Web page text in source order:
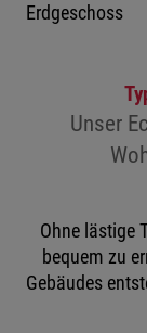
Erdgeschoss
Unser
Ohne lästige
bequem zu
Gebäudes